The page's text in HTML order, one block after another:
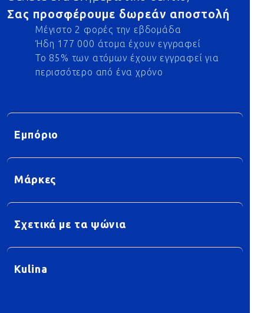
Σας προσφέρουμε δωρεάν αποστολή
Μέγιστο 2 φορές την εβδομάδα
Ήδη 177 000 άτομα έχουν εγγραφεί
Το 85% των ατόμων έχουν εγγραφεί για
περισσότερο από ένα χρόνο
Εμπόριο
Μάρκες
Σχετικά με τα ψώνια
Kulina